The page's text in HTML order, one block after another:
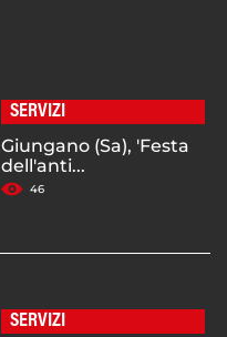
SERVIZI
Giungano (Sa), 'Festa
dell'anti...
46
SERVIZI